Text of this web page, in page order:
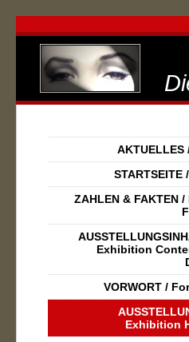
Die
AKTUELLES
STARTSEITE
ZAHLEN & FAKTEN
Exhibition
VORWORT /
Exhibition